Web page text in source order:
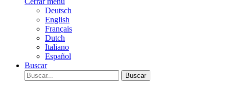
Deutsch
English
Français
Dutch
Italiano
Español
Buscar
Buscar